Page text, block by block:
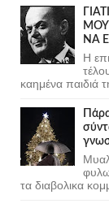
ΜΟΥ
ΝΑ
Η
καημένα παιδιά
τα διαβολικα